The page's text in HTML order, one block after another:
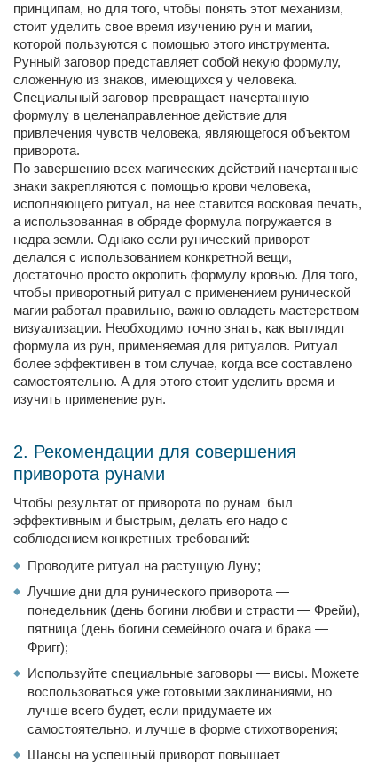
принципам, но для того, чтобы понять этот механизм,
стоит уделить свое время изучению рун и магии,
которой пользуются с помощью этого инструмента.
Рунный заговор представляет собой некую формулу,
сложенную из знаков, имеющихся у человека.
Специальный заговор превращает начертанную
формулу в целенаправленное действие для
привлечения чувств человека, являющегося объектом
приворота.
По завершению всех магических действий начертанные
знаки закрепляются с помощью крови человека,
исполняющего ритуал, на нее ставится восковая печать,
а использованная в обряде формула погружается в
недра земли. Однако если рунический приворот
делался с использованием конкретной вещи,
достаточно просто окропить формулу кровью. Для того,
чтобы приворотный ритуал с применением рунической
магии работал правильно, важно овладеть мастерством
визуализации. Необходимо точно знать, как выглядит
формула из рун, применяемая для ритуалов. Ритуал
более эффективен в том случае, когда все составлено
самостоятельно. А для этого стоит уделить время и
изучить применение рун.
2. Рекомендации для совершения
приворота рунами
Чтобы результат от приворота по рунам был
эффективным и быстрым, делать его надо с
соблюдением конкретных требований:
Проводите ритуал на растущую Луну;
Лучшие дни для рунического приворота —
понедельник (день богини любви и страсти — Фрейи),
пятница (день богини семейного очага и брака —
Фригг);
Используйте специальные заговоры — висы. Можете
воспользоваться уже готовыми заклинаниями, но
лучше всего будет, если придумаете их
самостоятельно, и лучше в форме стихотворения;
Шансы на успешный приворот повышает